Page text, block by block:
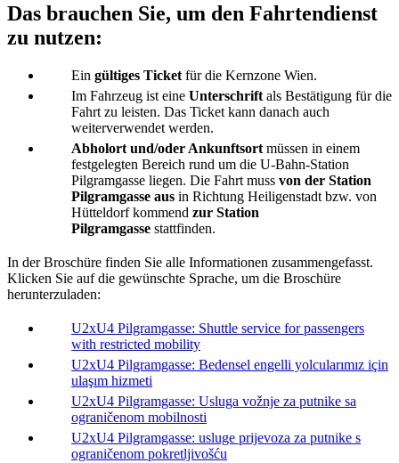
Das brauchen Sie, um den Fahrtendienst
zu nutzen:
Ein gültiges Ticket für die Kernzone Wien.
Im Fahrzeug ist eine Unterschrift als Bestätigung für die
Fahrt zu leisten. Das Ticket kann danach auch
weiterverwendet werden.
Abholort und/oder Ankunftsort müssen in einem
festgelegten Bereich rund um die U-Bahn-Station
Pilgramgasse liegen. Die Fahrt muss von der Station
Pilgramgasse aus in Richtung Heiligenstadt bzw. von
Hütteldorf kommend zur Station
Pilgramgasse stattfinden.
In der Broschüre finden Sie alle Informationen zusammengefasst.
Klicken Sie auf die gewünschte Sprache, um die Broschüre
herunterzuladen:
U2xU4 Pilgramgasse: Shuttle service for passengers
with restricted mobility
U2xU4 Pilgramgasse: Bedensel engelli yolcularımız için
ulaşım hizmeti
U2xU4 Pilgramgasse: Usluga vožnje za putnike sa
ograničenom mobilnosti
U2xU4 Pilgramgasse: usluge prijevoza za putnike s
ograničenom pokretljivošću